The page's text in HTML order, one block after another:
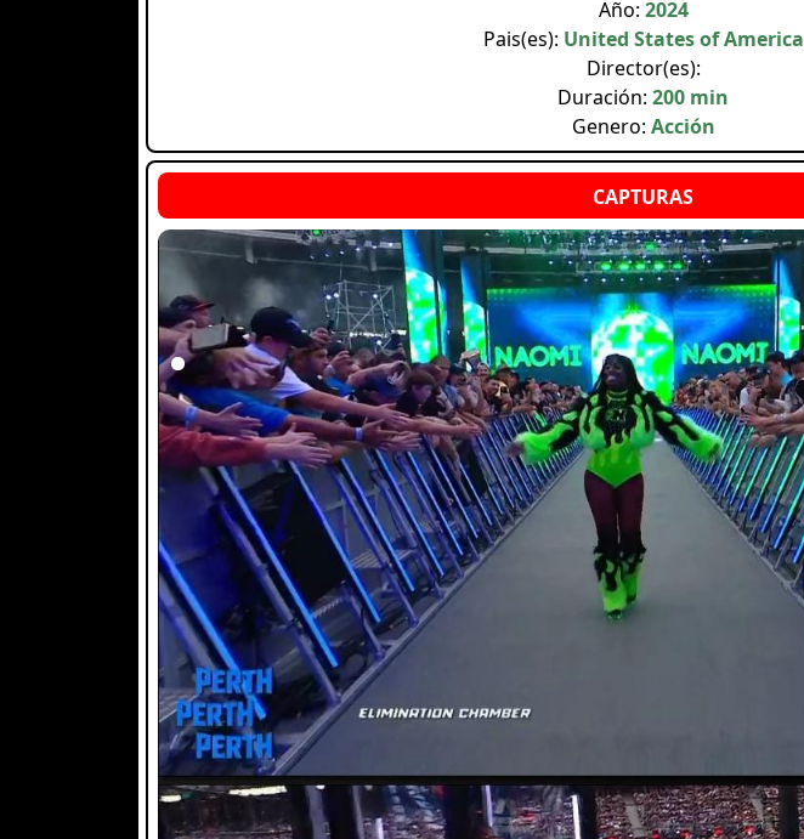
Año: 2024
Pais(es): United States of America
Director(es):
Duración: 200 min
Genero: Acción